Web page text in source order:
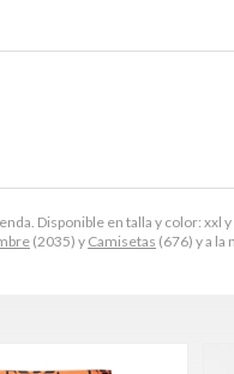
Disponible en talla y color: xxl y
(2035) y Camisetas (676) y a la